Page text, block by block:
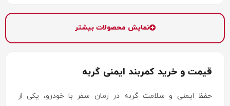
نمایش محصولات بیشتر
قیمت و خرید کمربند ایمنی گربه
حفظ ایمنی و سلامت گربه در زمان سفر با خودرو، یکی از